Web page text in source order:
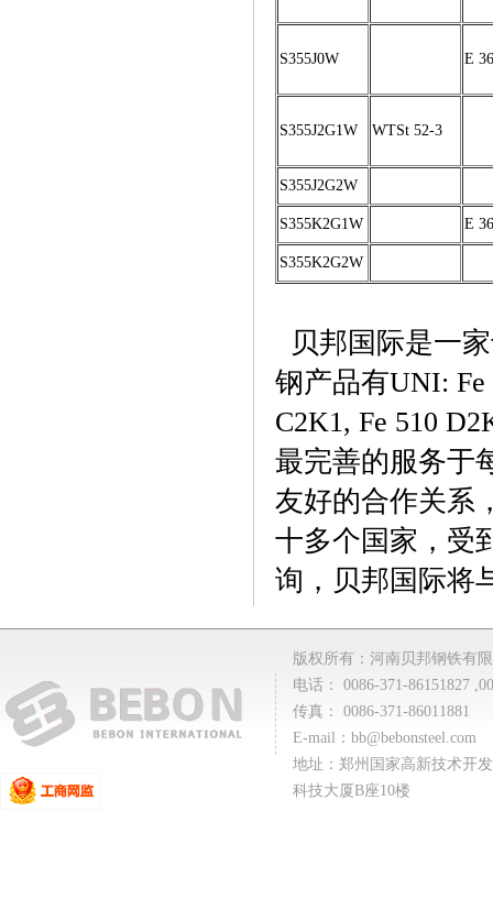
S355J0W E
S355J2G1W WTSt 52-3
S355J2G2W
S355K2G1W E
S355K2G2W
贝邦国际是一
钢产品有UNI: Fe
C2K1, Fe 510
最完善的服务于
友好的合作关系
十多个国家，受
询，贝邦国际将
版权所有：河南贝邦钢铁有
电话： 0086-371-86151827
传真： 0086-371-86011881
E-mail： bb@bebonsteel.com
地址：郑州国家高新技术开
科技大厦B座10楼